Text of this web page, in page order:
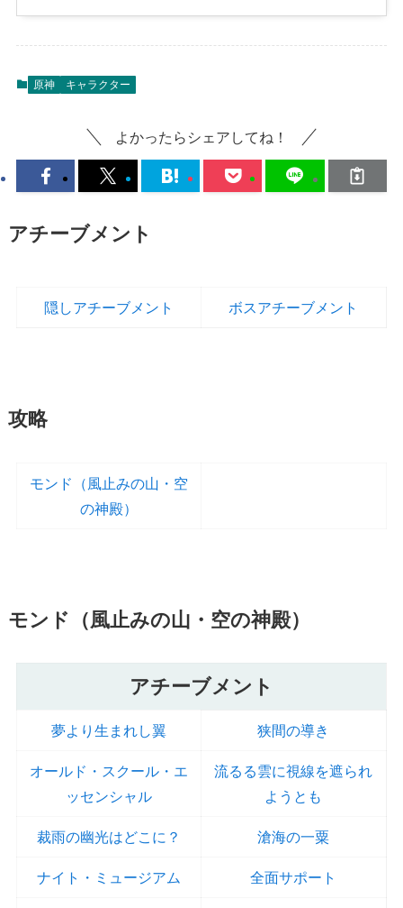
原神 キャラクター
よかったらシェアしてね！
アチーブメント
隠しアチーブメント ボスアチーブメント
攻略
モンド（風止みの山・空
の神殿）
モンド（風止みの山・空の神殿）
アチーブメント
夢より生まれし翼 狭間の導き
オールド・スクール・エ
ッセンシャル
流るる雲に視線を遮られ
ようとも
裁雨の幽光はどこに？ 滄海の一粟
ナイト・ミュージアム 全面サポート